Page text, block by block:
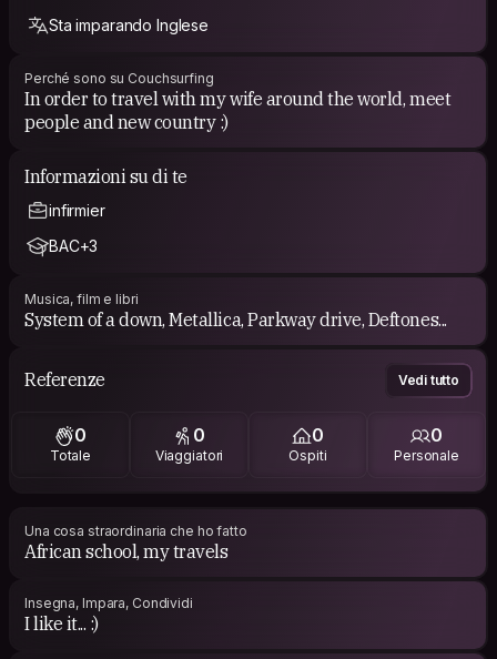
Sta imparando Inglese
Perché sono su Couchsurfing
In order to travel with my wife around the world, meet
people and new country :)
Informazioni su di te
infirmier
BAC+3
Musica, film e libri
System of a down, Metallica, Parkway drive, Deftones...
Referenze Vedi tutto
0
Totale
0
Viaggiatori
0
Ospiti
0
Personale
Una cosa straordinaria che ho fatto
African school, my travels
Insegna, Impara, Condividi
I like it... :)